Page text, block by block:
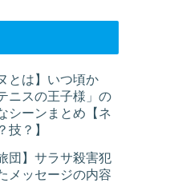
とは】いつ頃か
ニスの王子様」の
シーンまとめ【ネ
技？】
団】サラサ殺害犯
メッセージの内容